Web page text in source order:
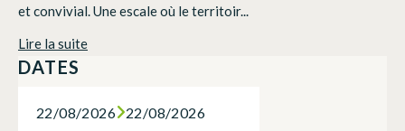
et convivial. Une escale où le territoir...
Lire la suite
DATES
22/08/2026 22/08/2026